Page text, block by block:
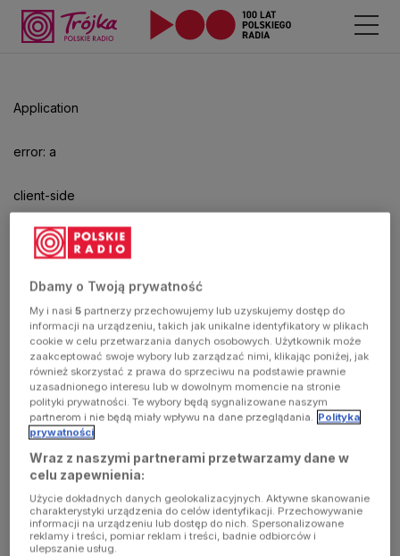
Application
error: a
client-side
exception
has
occurred
(see the
browser
console for
more
information)
Dbamy o Twoją prywatność
My i nasi5 partnerzy przechowujemy lub uzyskujemy dostęp do
informacji na urządzeniu, takich jak unikalne identyfikatory w plikach
cookie w celu przetwarzania danych osobowych. Użytkownik może
zaakceptować swoje wybory lub zarządzać nimi, klikając poniżej, jak
również skorzystać z prawa do sprzeciwu na podstawie prawnie
uzasadnionego interesu lub w dowolnym momencie na stronie
polityki prywatności. Te wybory będą sygnalizowane naszym
partnerom i nie będą miały wpływu na dane przeglądania. Polityka
prywatności
Wraz z naszymi partnerami przetwarzamy dane w
celu zapewnienia:
Użycie dokładnych danych geolokalizacyjnych. Aktywne skanowanie
charakterystyki urządzenia do celów identyfikacji. Przechowywanie
informacji na urządzeniu lub dostęp do nich. Spersonalizowane
reklamy i treści, pomiar reklam i treści, badnie odbiorców i
ulepszanie usług.